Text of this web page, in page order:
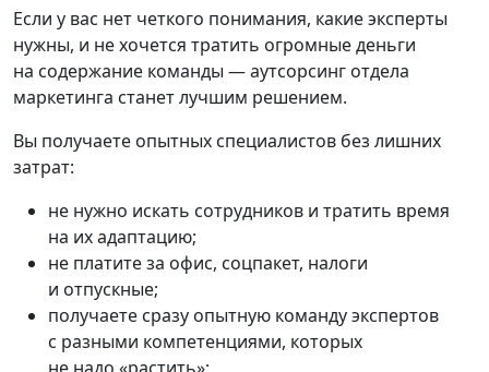
Если у вас нет четкого понимания, какие эксперты
нужны, и не хочется тратить огромные деньги
на содержание команды — аутсорсинг отдела
маркетинга станет лучшим решением.
Вы получаете опытных специалистов без лишних
затрат:
не нужно искать сотрудников и тратить время
на их адаптацию;
не платите за офис, соцпакет, налоги
и отпускные;
получаете сразу опытную команду экспертов
с разными компетенциями, которых